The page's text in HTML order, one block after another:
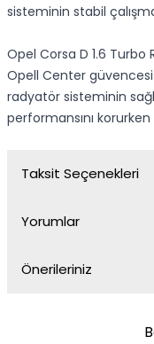
sisteminin stabil
Opel Corsa D 1.6 Turbo
Opell Center güvencesi
radyatör sisteminin
performansını
Taksit Seçenekleri
Yorumlar
Önerileriniz